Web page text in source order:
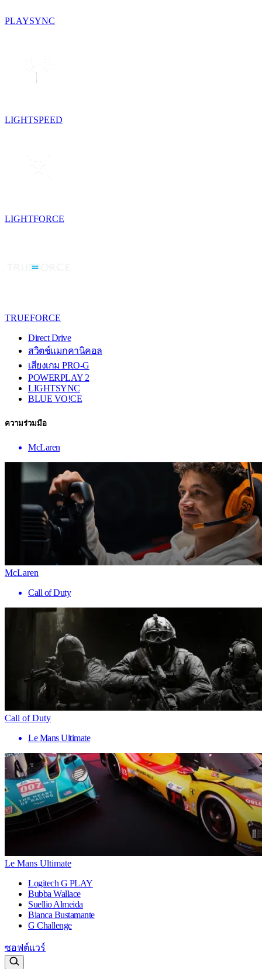
PLAYSYNC
LIGHTSPEED
LIGHTFORCE
TRUEFORCE
Direct Drive
สวิตช์แมกคานิคอล
เสียงเกม PRO-G
POWERPLAY 2
LIGHTSYNC
BLUE VO!CE
ความร่วมมือ
McLaren
McLaren
Call of Duty
Call of Duty
Le Mans Ultimate
Le Mans Ultimate
Logitech G PLAY
Bubba Wallace
Suellio Almeida
Bianca Bustamante
G Challenge
ซอฟต์แวร์